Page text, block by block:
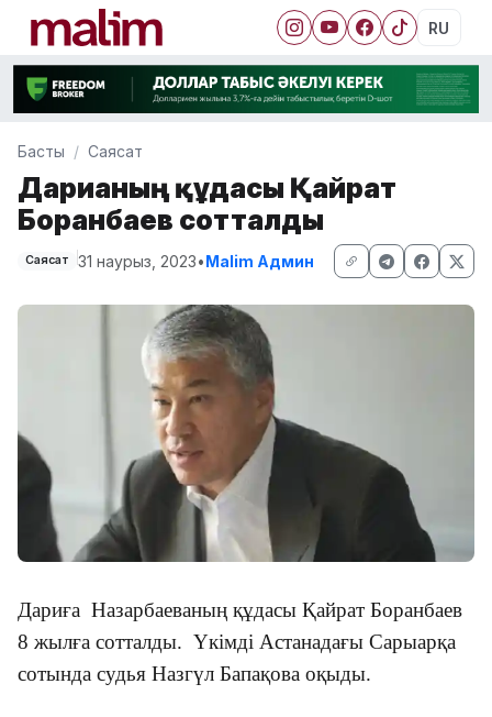
RU
Басты Саясат
Дариғаның құдасы Қайрат
Боранбаев сотталды
Саясат 31 наурыз, 2023•Malim Админ
Дариға Назарбаеваның құдасы Қайрат Боранбаев
8 жылға сотталды. Үкімді Астанадағы Сарыарқа
сотында судья Назгүл Бапақова оқыды.